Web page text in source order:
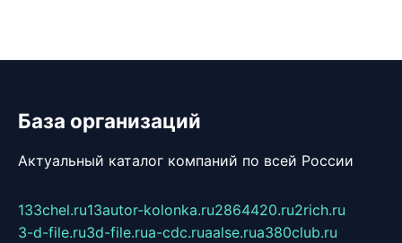
База организаций
Актуальный каталог компаний по всей России
133chel.ru13autor-kolonka.ru2864420.ru2rich.ru
3-d-file.ru3d-file.rua-cdc.ruaalse.rua380club.ru